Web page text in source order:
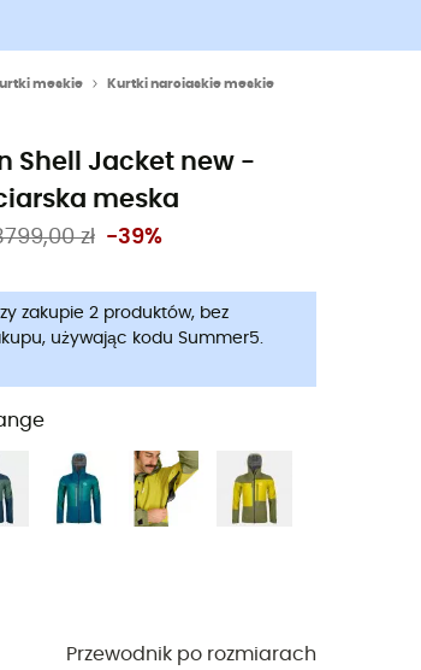
meskie Kurtki narciaskie meskie
Shell Jacket new -
meska
zł -39%
zakupie 2 produktów, bez
używając kodu Summer5.
Przewodnik po rozmiarach